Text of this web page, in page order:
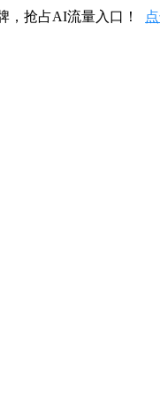
，抢占AI流量入口！